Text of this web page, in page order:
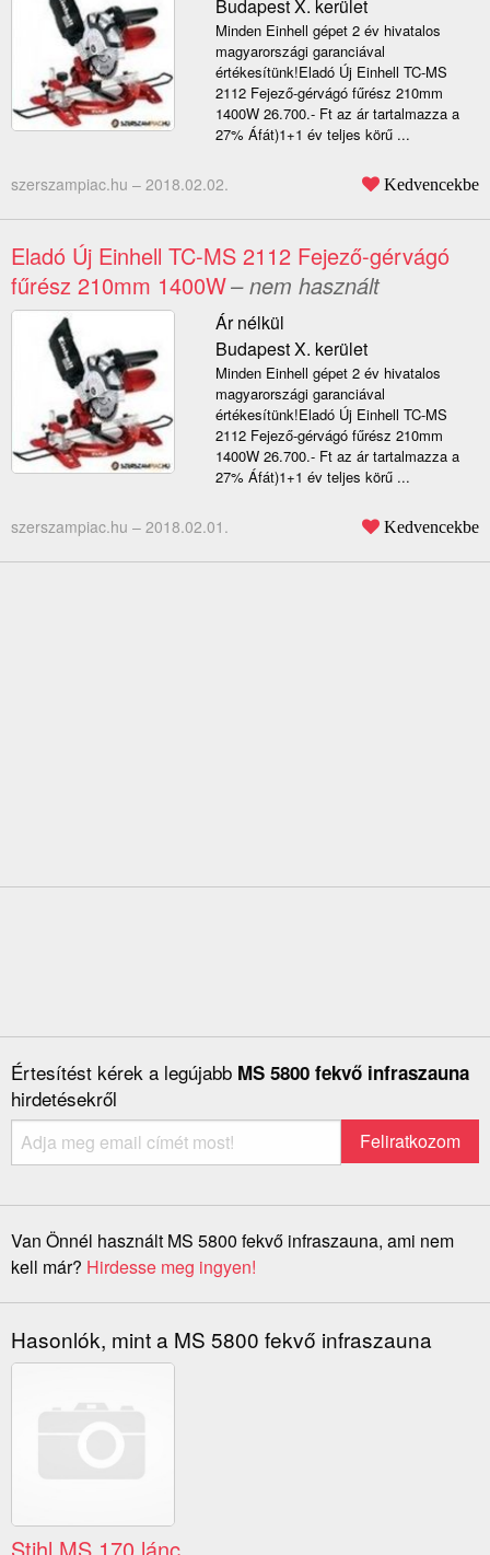
Budapest X. kerület
Minden Einhell gépet 2 év hivatalos
magyarországi garanciával
értékesítünk!Eladó Új Einhell TC-MS
2112 Fejező-gérvágó fűrész 210mm
1400W 26.700.- Ft az ár tartalmazza a
27% Áfát)1+1 év teljes körű ...
szerszampiac.hu – 2018.02.02. Kedvencekbe
Eladó Új Einhell TC-MS 2112 Fejező-gérvágó
fűrész 210mm 1400W– nem használt
Ár nélkül
Budapest X. kerület
Minden Einhell gépet 2 év hivatalos
magyarországi garanciával
értékesítünk!Eladó Új Einhell TC-MS
2112 Fejező-gérvágó fűrész 210mm
1400W 26.700.- Ft az ár tartalmazza a
27% Áfát)1+1 év teljes körű ...
szerszampiac.hu – 2018.02.01. Kedvencekbe
Értesítést kérek a legújabb MS 5800 fekvő infraszauna
hirdetésekről
Van Önnél használt MS 5800 fekvő infraszauna, ami nem
kell már? Hirdesse meg ingyen!
Hasonlók, mint a MS 5800 fekvő infraszauna